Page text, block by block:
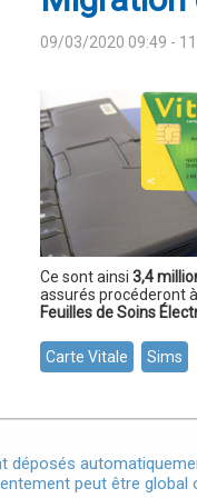
09/03/2020 09:49 -
Ce sont ainsi 3,4
assurés procéderont
Feuilles de Soins
Carte Vitale Sims
déposés
peut être global